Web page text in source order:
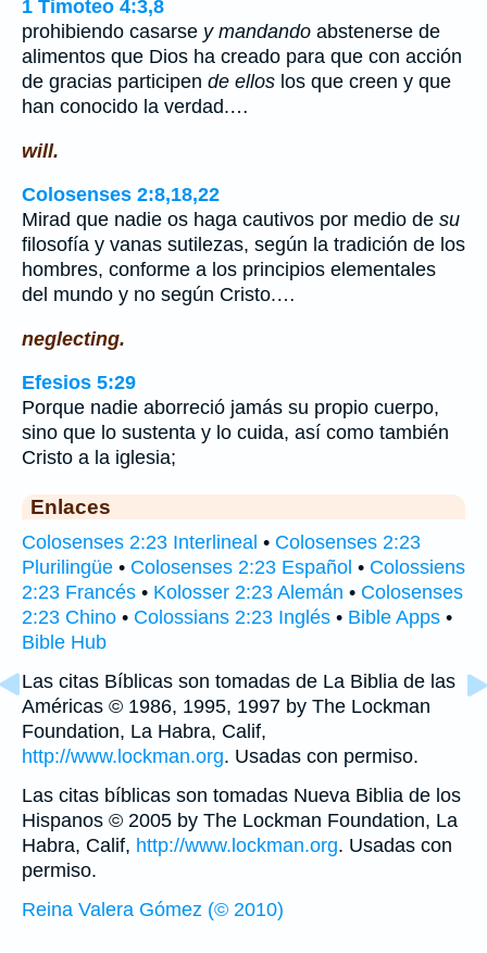
1 Timoteo 4:3,8
prohibiendo casarse y mandando abstenerse de
alimentos que Dios ha creado para que con acción
de gracias participen de ellos los que creen y que
han conocido la verdad.…
will.
Colosenses 2:8,18,22
Mirad que nadie os haga cautivos por medio de su
filosofía y vanas sutilezas, según la tradición de los
hombres, conforme a los principios elementales
del mundo y no según Cristo.…
neglecting.
Efesios 5:29
Porque nadie aborreció jamás su propio cuerpo,
sino que lo sustenta y lo cuida, así como también
Cristo a la iglesia;
Enlaces
Colosenses 2:23 Interlineal • Colosenses 2:23
Plurilingüe • Colosenses 2:23 Español • Colossiens
2:23 Francés • Kolosser 2:23 Alemán • Colosenses
2:23 Chino • Colossians 2:23 Inglés • Bible Apps •
Bible Hub
Las citas Bíblicas son tomadas de La Biblia de las
Américas © 1986, 1995, 1997 by The Lockman
Foundation, La Habra, Calif,
http://www.lockman.org. Usadas con permiso.
Las citas bíblicas son tomadas Nueva Biblia de los
Hispanos © 2005 by The Lockman Foundation, La
Habra, Calif, http://www.lockman.org. Usadas con
permiso.
Reina Valera Gómez (© 2010)